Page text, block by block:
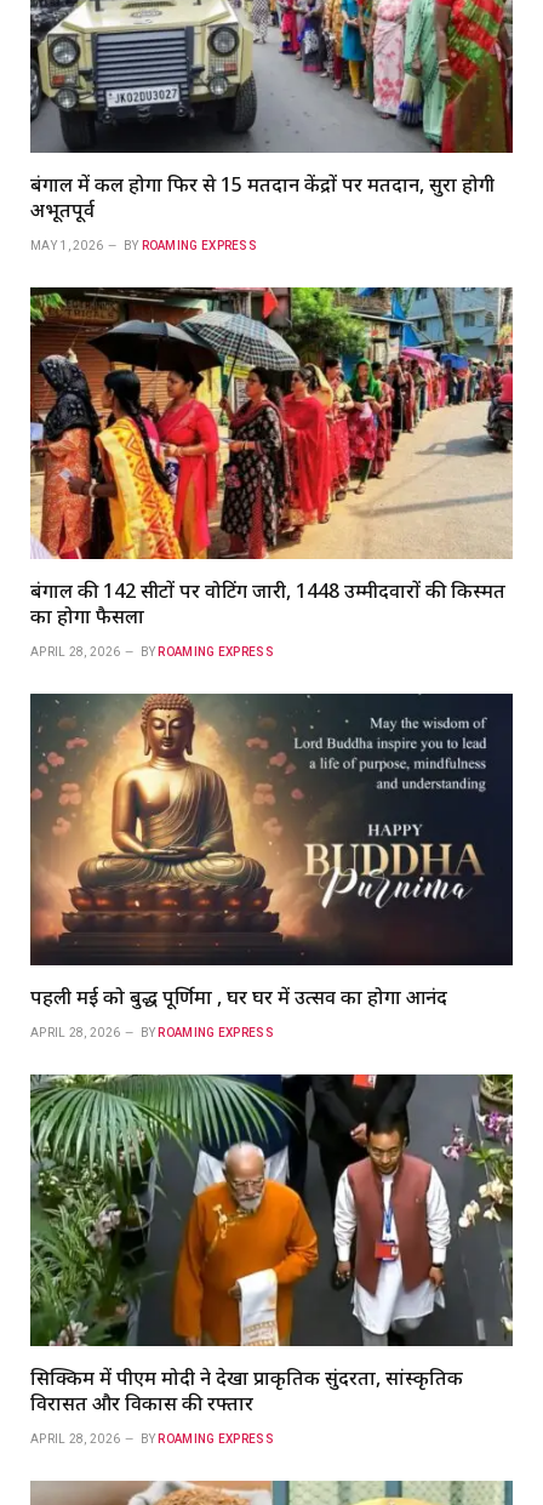
बंगाल में कल होगा फिर से 15 मतदान केंद्रों पर मतदान, सुरक्षा होगी
अभूतपूर्व
MAY 1, 2026 BY ROAMING EXPRESS
बंगाल की 142 सीटों पर वोटिंग जारी, 1448 उम्मीदवारों की किस्मत
का होगा फैसला
APRIL 28, 2026 BY ROAMING EXPRESS
पहली मई को बुद्ध पूर्णिमा , घर घर में उत्सव का होगा आनंद
APRIL 28, 2026 BY ROAMING EXPRESS
सिक्किम में पीएम मोदी ने देखा प्राकृतिक सुंदरता, सांस्कृतिक
विरासत और विकास की रफ्तार
APRIL 28, 2026 BY ROAMING EXPRESS